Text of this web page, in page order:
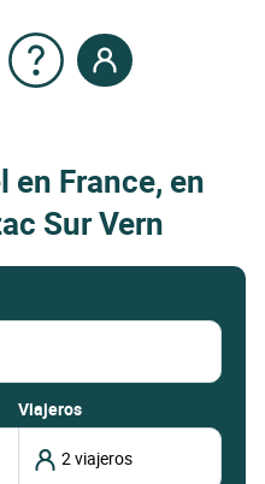
en France, en
Sur Vern
Viajeros